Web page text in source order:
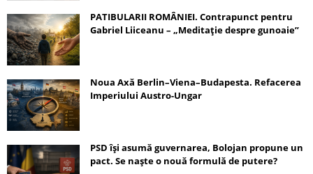
PATIBULARII ROMÂNIEI. Contrapunct pentru
Gabriel Liiceanu – „Meditație despre gunoaie”
Noua Axă Berlin–Viena–Budapesta. Refacerea
Imperiului Austro-Ungar
PSD își asumă guvernarea, Bolojan propune un
pact. Se naște o nouă formulă de putere?